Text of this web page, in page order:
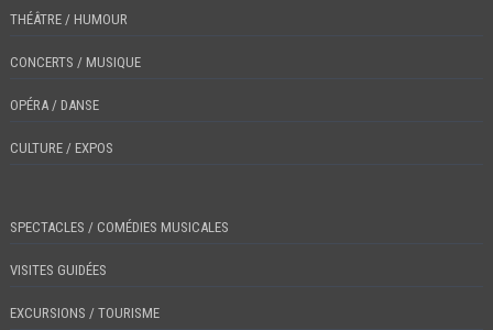
THÉÂTRE / HUMOUR
CONCERTS / MUSIQUE
OPÉRA / DANSE
CULTURE / EXPOS
SPECTACLES / COMÉDIES MUSICALES
VISITES GUIDÉES
EXCURSIONS / TOURISME